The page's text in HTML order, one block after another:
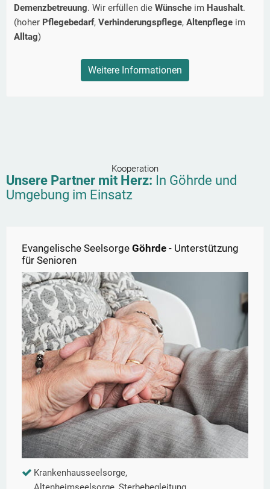
Demenzbetreuung. Wir erfüllen die Wünsche im Haushalt.
(hoher Pflegebedarf, Verhinderungspflege, Altenpflege im
Alltag)
Weitere Informationen
Kooperation
Unsere Partner mit Herz: In Göhrde und
Umgebung im Einsatz
Evangelische Seelsorge Göhrde - Unterstützung
für Senioren
Krankenhausseelsorge,